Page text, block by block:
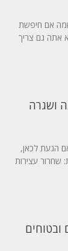
אם חיפשת
אתה גם צריך
ושגרה
הגעת לכאן,
שחרור עצירות
ובטוחים